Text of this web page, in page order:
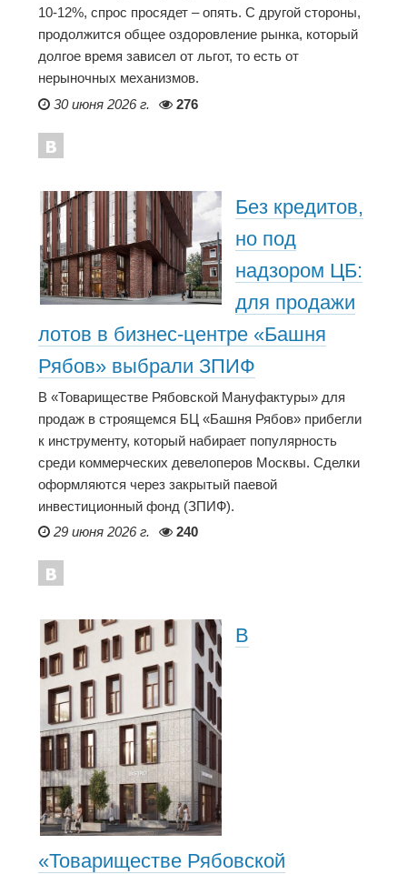
10-12%, спрос просядет – опять. С другой стороны,
продолжится общее оздоровление рынка, который
долгое время зависел от льгот, то есть от
нерыночных механизмов.
30 июня 2026 г.
276
Без кредитов,
но под
надзором ЦБ:
для продажи
лотов в бизнес-центре «Башня
Рябов» выбрали ЗПИФ
В «Товариществе Рябовской Мануфактуры» для
продаж в строящемся БЦ «Башня Рябов» прибегли
к инструменту, который набирает популярность
среди коммерческих девелоперов Москвы. Сделки
оформляются через закрытый паевой
инвестиционный фонд (ЗПИФ).
29 июня 2026 г.
240
В
«Товариществе Рябовской